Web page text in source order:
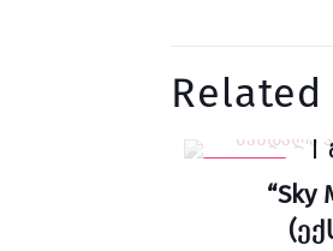
“Sky